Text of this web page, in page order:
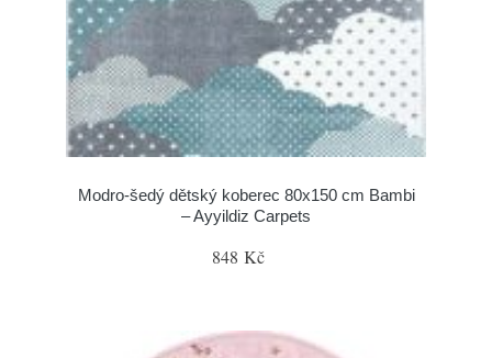
Modro-šedý dětský koberec 80x150 cm Bambi
– Ayyildiz Carpets
848 Kč